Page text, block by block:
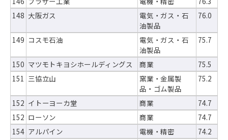
148 大阪ガス
電気・ガス・石
油製品
76.0
149 コスモ石油
電気・ガス・石
油製品
75.7
150 マツモトキヨシホールディングス 商業
75.5
151 三協立山
窯業・金属製
品・ゴム製品
75.2
152 イトーヨーカ堂 商業
74.7
152 ローソン 商業
74.7
154 アルパイン 電機・精密
74.2